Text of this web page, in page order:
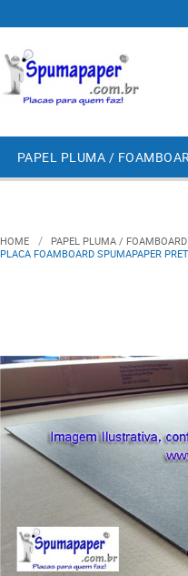
PAPEL PLUMA /
HOME PAPEL PLUMA / FOAMBOARD
PLACA FOAMBOARD SPUMAPAPER